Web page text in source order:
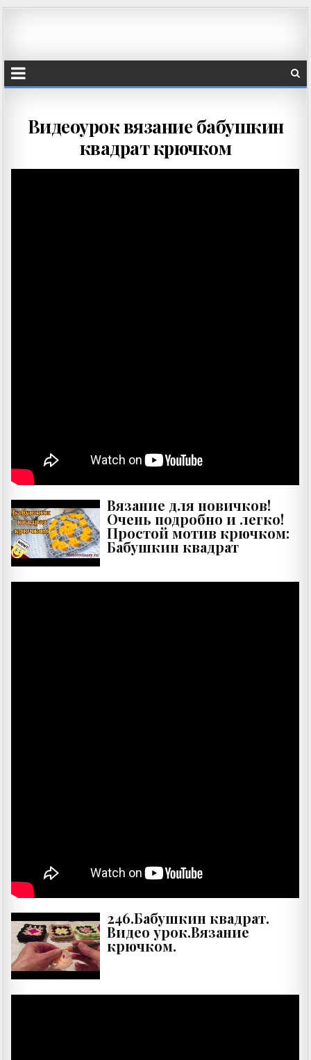
Видеоурок вязание бабушкин
квадрат крючком
Вязание для новичков!
Очень подробно и легко!
Простой мотив крючком:
Бабушкин квадрат
246.Бабушкин квадрат.
Видео урок.Вязание
крючком.